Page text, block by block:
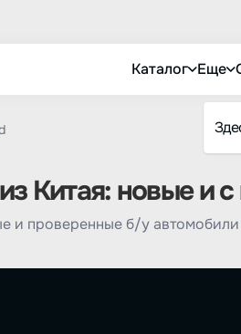
Каталог Еще
Китая: новые и
и проверенные б/у